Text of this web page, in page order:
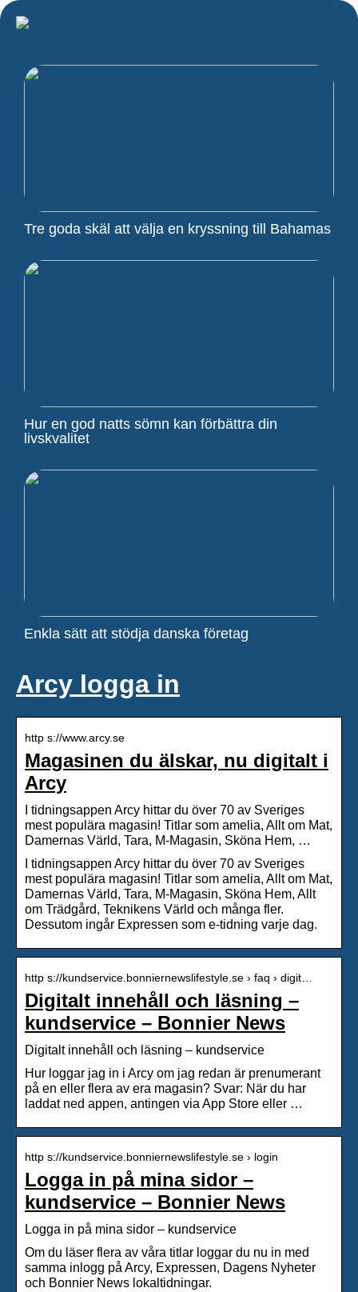
Tre goda skäl att välja en kryssning till Bahamas
Hur en god natts sömn kan förbättra din
livskvalitet
Enkla sätt att stödja danska företag
Arcy logga in
http s://www.arcy.se
Magasinen du älskar, nu digitalt i
Arcy
I tidningsappen Arcy hittar du över 70 av Sveriges
mest populära magasin! Titlar som amelia, Allt om Mat,
Damernas Värld, Tara, M-Magasin, Sköna Hem, …
I tidningsappen Arcy hittar du över 70 av Sveriges
mest populära magasin! Titlar som amelia, Allt om Mat,
Damernas Värld, Tara, M-Magasin, Sköna Hem, Allt
om Trädgård, Teknikens Värld och många fler.
Dessutom ingår Expressen som e-tidning varje dag.
http s://kundservice.bonniernewslifestyle.se › faq › digit…
Digitalt innehåll och läsning –
kundservice – Bonnier News
Digitalt innehåll och läsning – kundservice
Hur loggar jag in i Arcy om jag redan är prenumerant
på en eller flera av era magasin? Svar: När du har
laddat ned appen, antingen via App Store eller …
http s://kundservice.bonniernewslifestyle.se › login
Logga in på mina sidor –
kundservice – Bonnier News
Logga in på mina sidor – kundservice
Om du läser flera av våra titlar loggar du nu in med
samma inlogg på Arcy, Expressen, Dagens Nyheter
och Bonnier News lokaltidningar.